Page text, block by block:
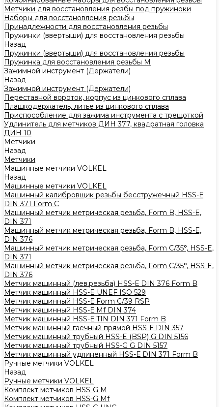
Метчики для восстановления резбы под пружиноки
Наборы для восстановления резьбы
Принадлежности для восстановления резьбы
Пружинки (ввертыши) для восстановления резьбы
Назад
Пружинки (ввертыши) для восстановления резьбы
Пружинка для восстановления резьбы M
Зажимной инструмент (Держатели)
Назад
Зажимной инструмент (Держатели)
Переставной вороток, корпус из цинкового сплава
Плашкодержатель, литье из цинкового сплава
Приспособление для зажима инструмента с трещоткой
Удлинитель для метчиков ДИН 377, квадратная головка
ДИН 10
Метчики
Назад
Метчики
Машинные метчики VOLKEL
Назад
Машинные метчики VOLKEL
Машинный калибровщик резьбы бесстружечный HSS-Е
DIN 371 Form C
Машинный метчик метрическая резьба, Form B, HSS-E,
DIN 371
Машинный метчик метрическая резьба, Form B, HSS-E,
DIN 376
Машинный метчик метрическая резьба, Form С/35°, HSS-E,
DIN 371
Машинный метчик метрическая резьба, Form С/35°, HSS-E,
DIN 376
Метчик машинный (лев.резьба) HSS-Е DIN 376 Form B
Метчик машинный HSS-E UNEF ISO 529
Метчик машинный HSS-Е Form C/39 RSP
Метчик машинный HSS-Е Mf DIN 374
Метчик машинный HSS-Е TIN DIN 371 Form B
Метчик машинный гаечный прямой HSS-Е DIN 357
Метчик машинный трубный HSS-E (BSP) G DIN 5156
Метчик машинный трубный HSS-G G DIN 5157
Метчик машинный удлиненный HSS-Е DIN 371 Form B
Ручные метчики VOLKEL
Назад
Ручные метчики VOLKEL
Комплект метчиков HSS-G M
Комплект метчиков HSS-G Mf